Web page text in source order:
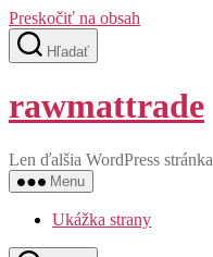
Preskočiť na obsah
Hľadať
rawmattrade
Len ďalšia WordPress stránka
Menu
Ukážka strany